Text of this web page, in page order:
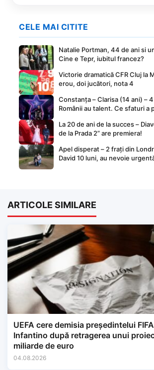
CELE MAI CITITE
Natalie Portman, 44 de ani si
Cine e Tepr, iubitul francez?
Victorie dramatică CFR Cluj la
erou, doi jucători, nota 4
Constanța – Clarisa (14 ani) –
Românii au talent. Ce sfaturi a
La 20 de ani de la succes –
de la Prada 2” are premiera!
Apel disperat – 2 frați din
David 10 luni, au nevoie
ARTICOLE SIMILARE
UEFA cere demisia președintelui
Infantino după retragerea unui
miliarde de euro
04.08.2026